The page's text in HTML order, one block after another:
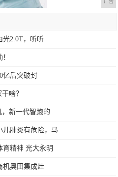
广告
光2.0T，听听
亿后突破封
啥？
，新一代智跑的
儿肺炎有危险，马
育精神 光大永明
机奥田集成灶